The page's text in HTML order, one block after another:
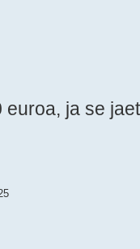
euroa, ja se